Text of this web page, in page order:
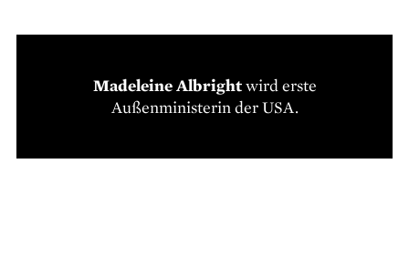
Madeleine Albrightwird erste
Außenministerin der USA.